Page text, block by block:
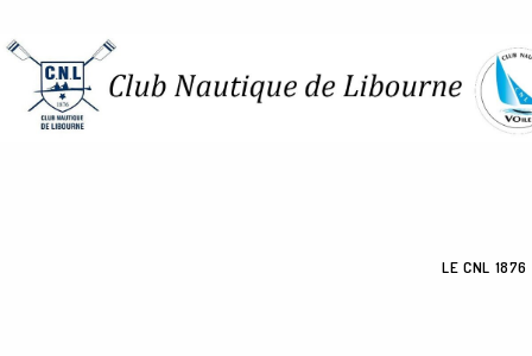
to
content
LE CNL 1876